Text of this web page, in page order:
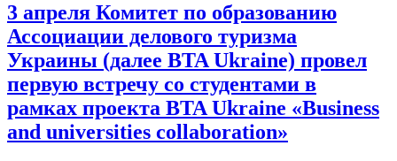
3 апреля Комитет по образованию
Ассоциации делового туризма
Украины (далее BTA Ukraine) провел
первую встречу со студентами в
рамках проекта BTA Ukraine «Business
and universities collaboration»